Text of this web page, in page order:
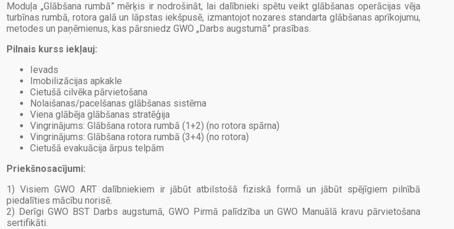
Moduļa „Glābšana rumbā” mērķis ir nodrošināt, lai dalībnieki spētu veikt glābšanas operācijas vēja
turbīnas rumbā, rotora galā un lāpstas iekšpusē, izmantojot nozares standarta glābšanas aprīkojumu,
metodes un paņēmienus, kas pārsniedz GWO „Darbs augstumā” prasības.
Pilnais kurss iekļauj:
Ievads
Imobilizācijas apkakle
Cietušā cilvēka pārvietošana
Nolaišanas/pacelšanas glābšanas sistēma
Viena glābēja glābšanas stratēģija
Vingrinājums: Glābšana rotora rumbā (1+2) (no rotora spārna)
Vingrinājums: Glābšana rotora rumbā (3+4) (no rotora)
Cietušā evakuācija ārpus telpām
Priekšnosacījumi:
1) Visiem GWO ART dalībniekiem ir jābūt atbilstošā fiziskā formā un jābūt spējīgiem pilnībā
piedalīties mācību norisē.
2) Derīgi GWO BST Darbs augstumā, GWO Pirmā palīdzība un GWO Manuālā kravu pārvietošana
sertifikāti.